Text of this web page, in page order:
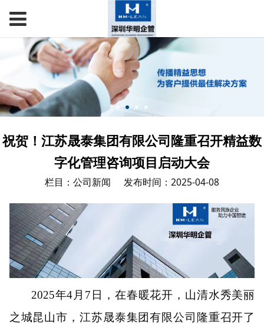
祝贺！江苏晟泰集团有限公司隆重召开精益数
字化管理咨询项目启动大会
栏目：公司新闻 发布时间：2025-04-08
2025年4 月 7 日， 在春暖花开，山清水秀美丽
之城昆山市，江苏晟泰集团有限公司 隆重召开了